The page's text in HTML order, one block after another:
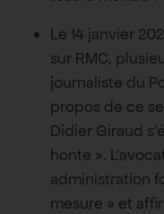
Le 14 janvier
sur RMC,
journaliste du
propos de ce
Didier Giraud
honte ».
administration
mesure » et